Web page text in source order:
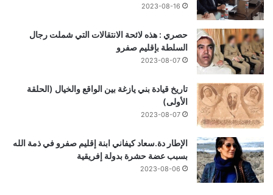
2023-08-16
حصري : هذه لائحة الانتقالات التي شملت رجال
السلطة بإقليم صفرو
2023-08-07
تاريخ قيادة بني يازغة بين الواقع والخيال (الحلقة
الأولى)
2023-08-07
الإطار دة.سعاد كيفاني ابنة إقليم صفرو في ذمة الله
بسبب عضة حشرة بدولة إفريقية
2023-08-06